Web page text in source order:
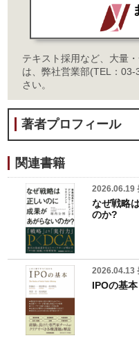
テキスト採用など、大量
は、弊社営業部(TEL：
さい。
著者プロフィール
関連書籍
2026.06.19
なぜ戦略
のか?
2026.04.13
IPOの基本